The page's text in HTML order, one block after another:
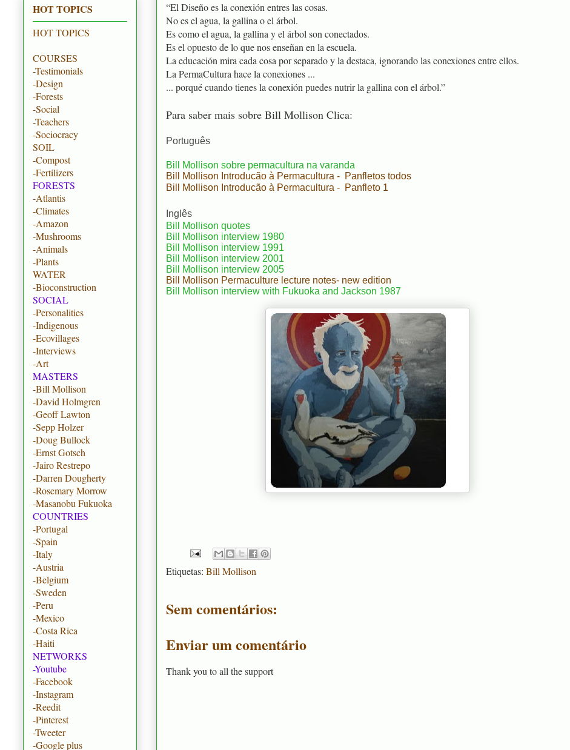
“El Diseño es la conexión entres las cosas.
No es el agua, la gallina o el árbol.
Es como el agua, la gallina y el árbol son conectados.
Es el opuesto de lo que nos enseñan en la escuela.
La educación mira cada cosa por separado y la destaca, ignorando las conexiones entre ellos.
La PermaCultura hace la conexiones ...
... porqué cuando tienes la conexión puedes nutrir la gallina con el árbol.”
Para saber mais sobre Bill Mollison Clica:
Português
Bill Mollison sobre permacultura na varanda
Bill Mollison Introducão à Permacultura - Panfletos todos
Bill Mollison Introducão à Permacultura - Panfleto 1
Inglês
Bill Mollison quotes
Bill Mollison interview 1980
Bill Mollison interview 1991
Bill Mollison interview 2001
Bill Mollison interview 2005
Bill Mollison Permaculture lecture notes- new edition
Bill Mollison interview with Fukuoka and Jackson 1987
Etiquetas: Bill Mollison
Sem comentários:
Enviar um comentário
Thank you to all the support
HOT TOPICS
HOT TOPICS
COURSES
-Testimonials
-Design
-Forests
-Social
-Teachers
-Sociocracy
SOIL
-Compost
-Fertilizers
FORESTS
-Atlantis
-Climates
-Amazon
-Mushrooms
-Animals
-Plants
WATER
-Bioconstruction
SOCIAL
-Personalities
-Indigenous
-Ecovillages
-Interviews
-Art
MASTERS
-Bill Mollison
-David Holmgren
-Geoff Lawton
-Sepp Holzer
-Doug Bullock
-Ernst Gotsch
-Jairo Restrepo
-Darren Dougherty
-Rosemary Morrow
-Masanobu Fukuoka
COUNTRIES
-Portugal
-Spain
-Italy
-Austria
-Belgium
-Sweden
-Peru
-Mexico
-Costa Rica
-Haiti
NETWORKS
-Youtube
-Facebook
-Instagram
-Reedit
-Pinterest
-Tweeter
-Google plus